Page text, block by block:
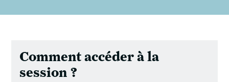
Comment accéder à la
session ?